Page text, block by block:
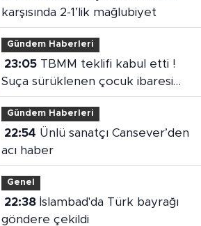
karşısında 2-1’lik mağlubiyet
Gündem Haberleri
23:05TBMM teklifi kabul etti !
Suça sürüklenen çocuk ibaresi
değişti
Gündem Haberleri
22:54
acı haber
Genel
22:38İslambad'da Türk bayrağı
göndere çekildi